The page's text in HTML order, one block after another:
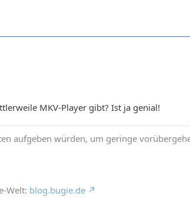
MKV-Player gibt? Ist ja genial!
aufgeben würden, um geringe
Welt: blog.bugie.de